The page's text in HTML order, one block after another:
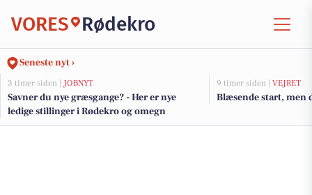
VORES Rødekro
Seneste nyt ›
3 timer siden | JOBNYT
Savner du nye græsgange? - Her er nye
ledige stillinger i Rødekro og omegn
9 timer siden | VEJRET
Blæsende start, men